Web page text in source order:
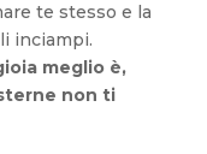
te stesso e la
inciampi.
meglio è,
non ti